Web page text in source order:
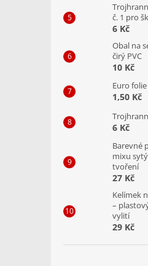
č. 1 pro
6 Kč
Obal na
čirý PVC
10 Kč
Euro
1,50 Kč
6 Kč
Barevné
mixu
tvoření
27 Kč
Kelímek
–
vylití
29 Kč